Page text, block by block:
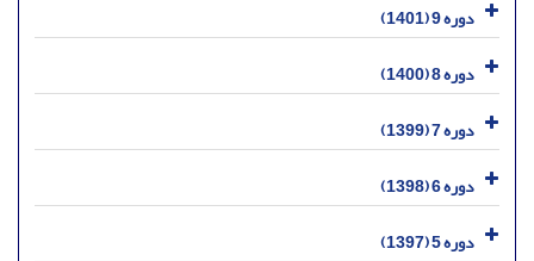
دوره 9 (1401)
دوره 8 (1400)
دوره 7 (1399)
دوره 6 (1398)
دوره 5 (1397)